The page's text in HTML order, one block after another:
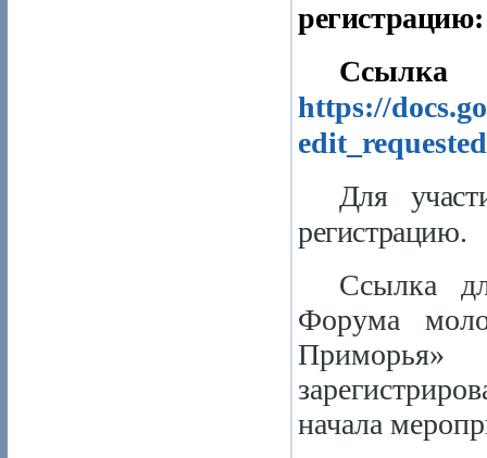
https://
Для
регистрацию.
Ссылка
Форума
начала